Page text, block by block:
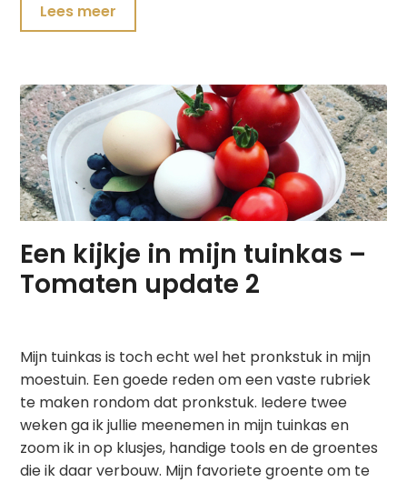
Lees meer
Een kijkje in mijn tuinkas –
Tomaten update 2
Mijn tuinkas is toch echt wel het pronkstuk in mijn
moestuin. Een goede reden om een vaste rubriek
te maken rondom dat pronkstuk. Iedere twee
weken ga ik jullie meenemen in mijn tuinkas en
zoom ik in op klusjes, handige tools en de groentes
die ik daar verbouw. Mijn favoriete groente om te